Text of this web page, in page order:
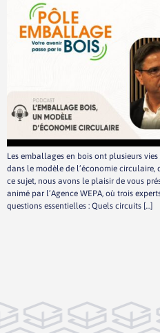
Les emballages en bois ont plusieurs
dans le modèle de l’économie
ce sujet, nous avons le plaisir de vous
animé par l’Agence WEPA, où trois
questions essentielles : Quels circuits […]